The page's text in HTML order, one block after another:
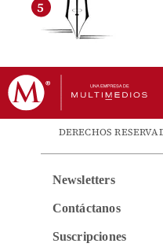
DERECHOS
Newsletters
Contáctanos
Suscripciones